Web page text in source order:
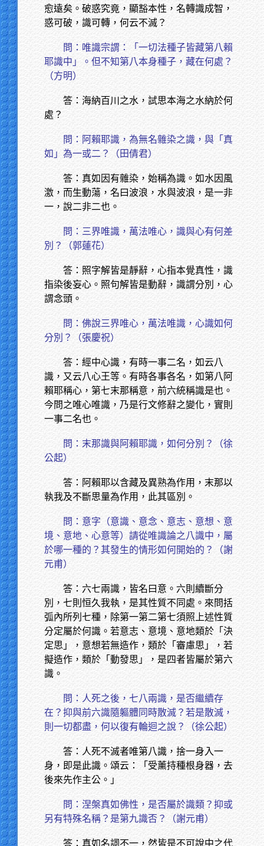
愈遠矣。破惑究竟，顯豁本性，名轉識成智，
惑可破，識可轉，何云不滅？
問：唯識宗謂：「一切法種子皆藏第八賴
耶識中」。但不知第八本身種子，藏在何處？
（方明）
答：海納百川之水，試思本海之水納於何
處？
問：阿賴耶識，為無名雜染之識，與「真
如」為一或二？（田倩君）
答：真如因有雜染，始稱為識。如水因風
激，而生動蕩，名曰波浪，水與波浪，是一非
一，說二非二也。
問：三界唯識，萬法唯心，識與心有何差
別？（郭蓮花）
答：照字解皆是靜辭，心指本覺真性，識
指染後妄心。照句解皆是動辭，識謂分別，心
謂念頭。
問：佛說三界唯心，萬法唯識，心識如何
分別？（張慶祝）
答：經中心識，有時一事二名，如云八
識，又云八心王等。有時各事各名，如第八阿
賴耶稱心，第七末那稱意，前六統稱識是也。
今問之唯心唯識，乃是行文修辭之變化，實則
一事二名也。
問：末那識與阿賴耶識，如何分別？（徐
公起）
答：阿賴耶以含藏及異熟為作用，末那以
執我及不斷思量為作用，此其區別。
問：意字（意識、意念、意志、意想、意
境、意地、心意等）請從唯識論之八識中，屬
於哪一種的？其發生的情形如何開始的？（謝
元甫）
答：六七兩識，皆名曰意。六則續斷分
別，七則恒久我執，是其性質不同處。來問括
弧內所列七種，除第一第二第七須照上述性質
分定屬於何識。若意志、意境、意地類於「決
定思」，意想若無造作，類於「審慮思」，若
擬造作，類於「動發思」，是四者皆屬於第六
識。
問：人死之後，七八兩識，是否繼續存
在？抑與前六識隨軀體同時散滅？若是散滅，
則一切都盡，何以復有輪迴之說？（徐公起）
答：人死不滅者唯第八識，捨一身入一
身，即是此識。頌云：「受薰持種根身器，去
後來先作主公。」
問：涅槃真如佛性，是否屬於識類？抑或
另有特殊名稱？是第九識否？（謝元甫）
答：真如名詞不一，然皆是不可說中之代